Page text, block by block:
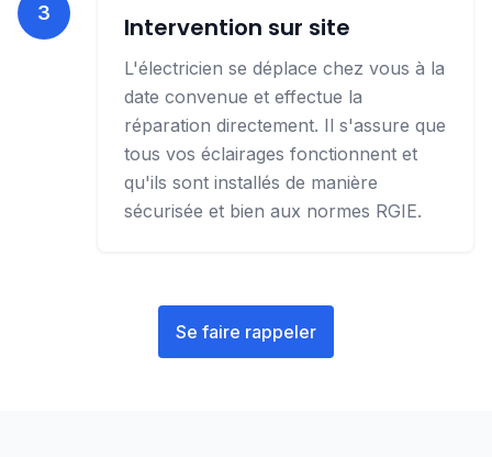
3 Intervention sur site
L'électricien se déplace chez vous à la
date convenue et effectue la
réparation directement. Il s'assure que
tous vos éclairages fonctionnent et
qu'ils sont installés de manière
sécurisée et bien aux normes RGIE.
Se faire rappeler